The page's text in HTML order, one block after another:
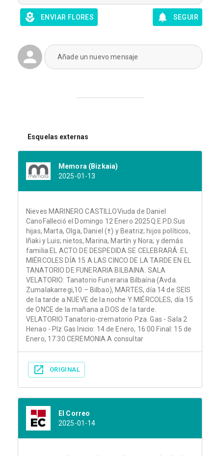
ENVIAR FLORES SEGUIR
Añade un nuevo mensaje
Esquelas externas
Memora (Bizkaia)
2025-01-13
Nieves MARINERO CASTILLOViuda de Daniel
CanoFalleció el Domingo 12 Enero 2025Q.E.P.D.Sus
hijas, Marta, Olga, Daniel (†) y Beatriz; hijos políticos,
Iñaki y Luis; nietos, Marina, Martín y Nora; y demás
familia.EL ACTO DE DESPEDIDA SE CELEBRARÁ: EL
MIÉRCOLES DÍA 15 A LAS CINCO DE LA TARDE EN EL
TANATORIO DE FUNERARIA BILBAINA. SALA
VELATORIO: Tanatorio Funeraria Bilbaína (Avda.
Zumalakarregi,10 – Bilbao), MARTES, día 14 de SEIS
de la tarde a NUEVE de la noche Y MIÉRCOLES, día 15
de ONCE de la mañana a DOS de la tarde.
VELATORIO Tanatorio-crematorio Pza. Gas - Sala 2
Henao - Plz Gas Inicio: 14 de Enero, 16:00 Final: 15 de
Enero, 17:30 CEREMONIA A consultar
ORIGINAL
El Correo
2025-01-14